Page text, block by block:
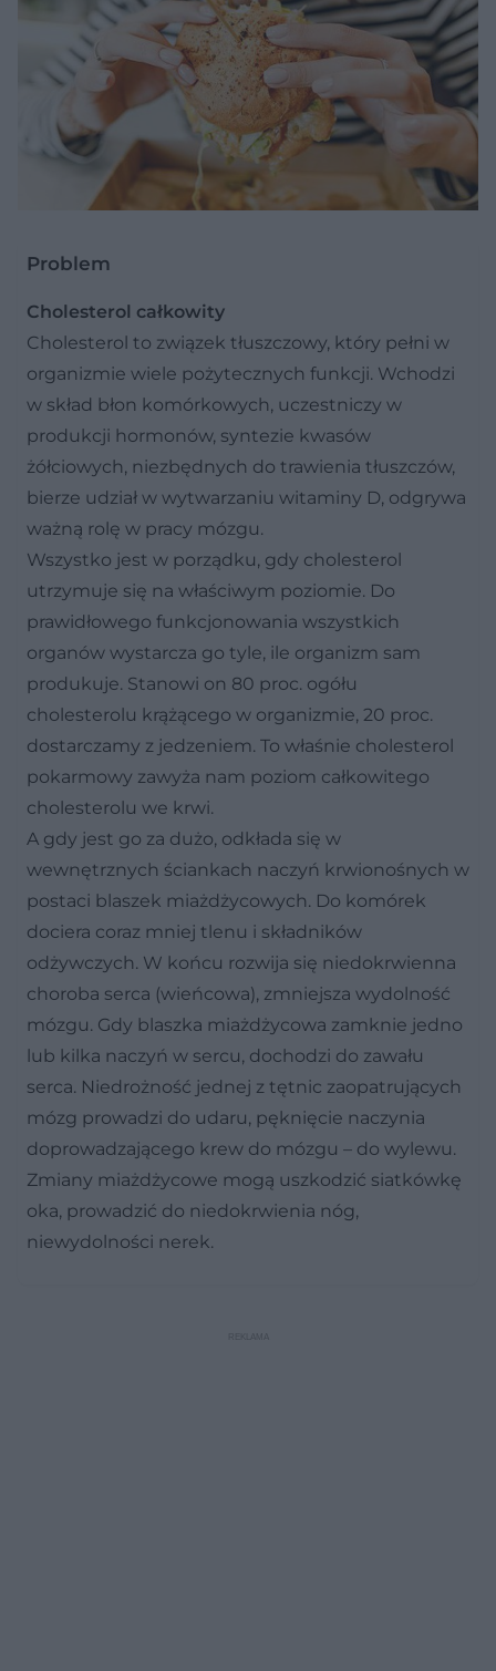
Problem
Cholesterol całkowity
Cholesterol to związek tłuszczowy, który pełni w
organizmie wiele pożytecznych funkcji. Wchodzi
w skład błon komórkowych, uczestniczy w
produkcji hormonów, syntezie kwasów
żółciowych, niezbędnych do trawienia tłuszczów,
bierze udział w wytwarzaniu witaminy D, odgrywa
ważną rolę w pracy mózgu.
Wszystko jest w porządku, gdy cholesterol
utrzymuje się na właściwym poziomie. Do
prawidłowego funkcjonowania wszystkich
organów wystarcza go tyle, ile organizm sam
produkuje. Stanowi on 80 proc. ogółu
cholesterolu krążącego w organizmie, 20 proc.
dostarczamy z jedzeniem. To właśnie cholesterol
pokarmowy zawyża nam poziom całkowitego
cholesterolu we krwi.
A gdy jest go za dużo, odkłada się w
wewnętrznych ściankach naczyń krwionośnych w
postaci blaszek miażdżycowych. Do komórek
dociera coraz mniej tlenu i składników
odżywczych. W końcu rozwija się niedokrwienna
choroba serca (wieńcowa), zmniejsza wydolność
mózgu. Gdy blaszka miażdżycowa zamknie jedno
lub kilka naczyń w sercu, dochodzi do zawału
serca. Niedrożność jednej z tętnic zaopatrujących
mózg prowadzi do udaru, pęknięcie naczynia
doprowadzającego krew do mózgu – do wylewu.
Zmiany miażdżycowe mogą uszkodzić siatkówkę
oka, prowadzić do niedokrwienia nóg,
niewydolności nerek.